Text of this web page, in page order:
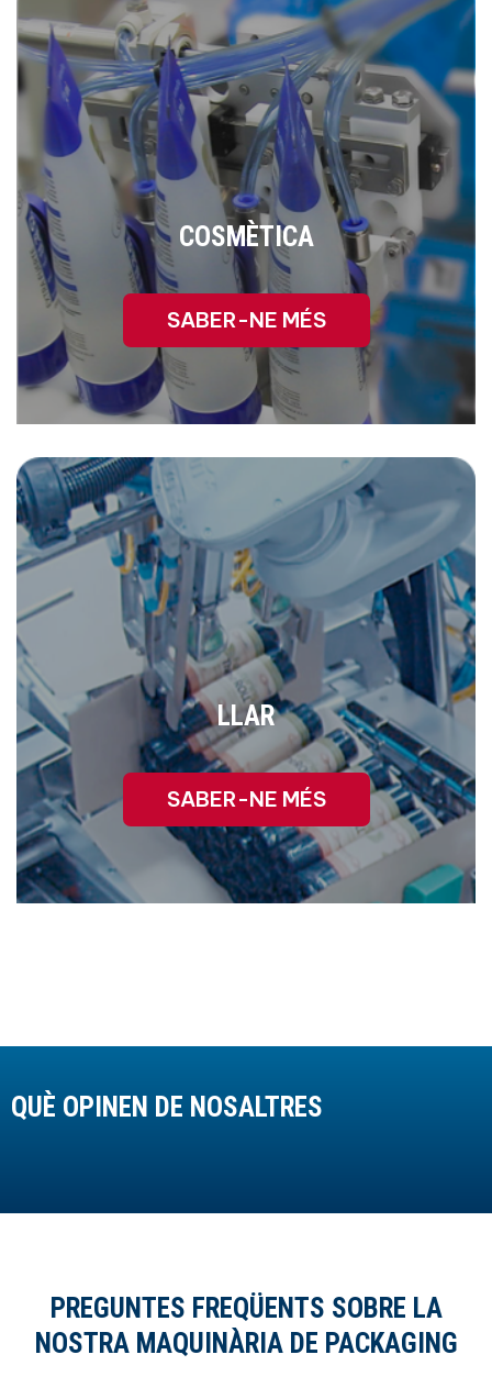
COSMÈTICA
SABER-NE MÉS
LLAR
SABER-NE MÉS
QUÈ OPINEN DE NOSALTRES
PREGUNTES FREQÜENTS SOBRE LA
NOSTRA MAQUINÀRIA DE PACKAGING